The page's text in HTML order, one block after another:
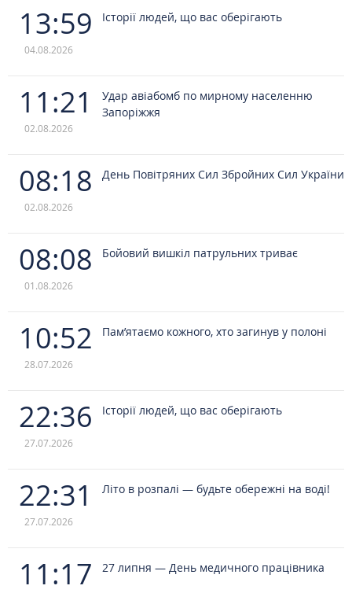
13:59
04.08.2026
Історії людей, що вас оберігають
11:21
02.08.2026
Удар авіабомб по мирному населенню
Запоріжжя
08:18
02.08.2026
День Повітряних Сил Збройних Сил України
08:08
01.08.2026
Бойовий вишкіл патрульних триває
10:52
28.07.2026
Пам’ятаємо кожного, хто загинув у полоні
22:36
27.07.2026
Історії людей, що вас оберігають
22:31
27.07.2026
Літо в розпалі — будьте обережні на воді!
11:17 27 липня — День медичного працівника